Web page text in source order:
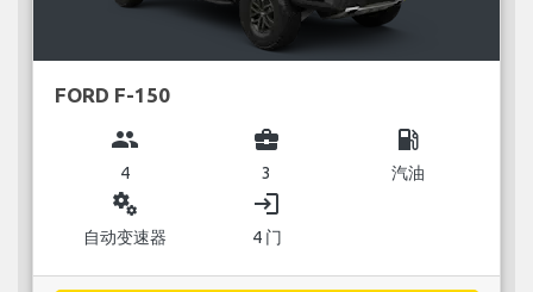
FORD F-150
group
4
business_center
3
local_gas_station
汽油
miscellaneous_services
自动变速器
login
4 门